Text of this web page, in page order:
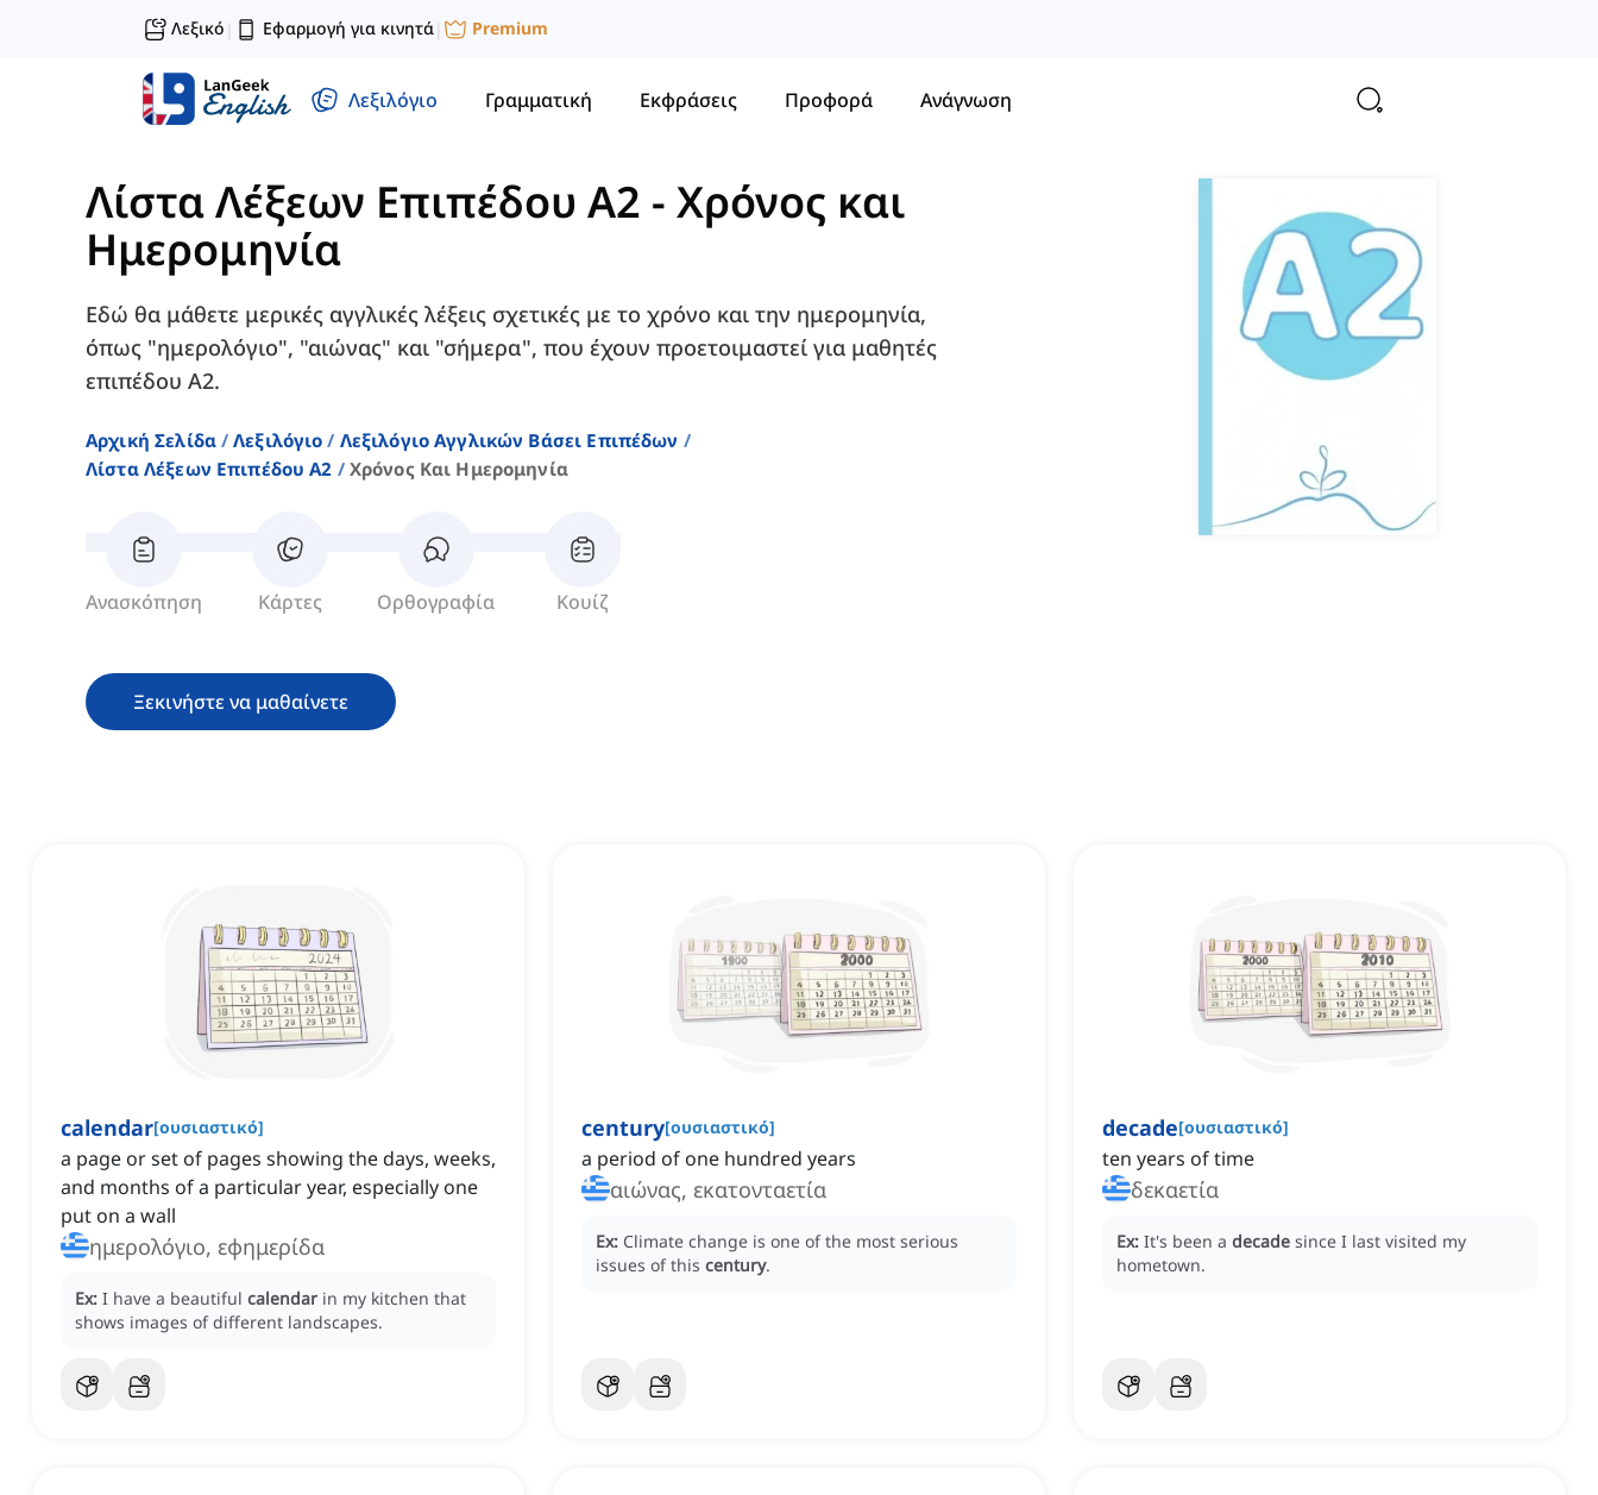
Λεξικό | Εφαρμογή για κινητά| Premium
Λεξιλόγιο Γραμματική Εκφράσεις Προφορά Ανάγνωση
Λίστα Λέξεων Επιπέδου A2 - Χρόνος και
Ημερομηνία
Εδώ θα μάθετε μερικές αγγλικές λέξεις σχετικές με το χρόνο και την ημερομηνία,
όπως "ημερολόγιο", "αιώνας" και "σήμερα", που έχουν προετοιμαστεί για μαθητές
επιπέδου Α2.
Αρχική Σελίδα Λεξιλόγιο
Λεξιλόγιο Αγγλικών Βάσει Επιπέδων
Λίστα Λέξεων Επιπέδου A2
Χρόνος Και Ημερομηνία
Ανασκόπηση Κάρτες Ορθογραφία Κουίζ
Ξεκινήστε να μαθαίνετε
calendar[ουσιαστικό]
a page or set of pages showing the days, weeks,
and months of a particular year, especially one
put on a wall
ημερολόγιο, εφημερίδα
Ex: I have a beautiful calendar in my kitchen that
shows images of different landscapes.
century[ουσιαστικό]
a period of one hundred years
αιώνας, εκατονταετία
Ex: Climate change is one of the most serious
issues of this century.
decade[ουσιαστικό]
ten years of time
δεκαετία
Ex: It's been a decade since I last visited my
hometown.